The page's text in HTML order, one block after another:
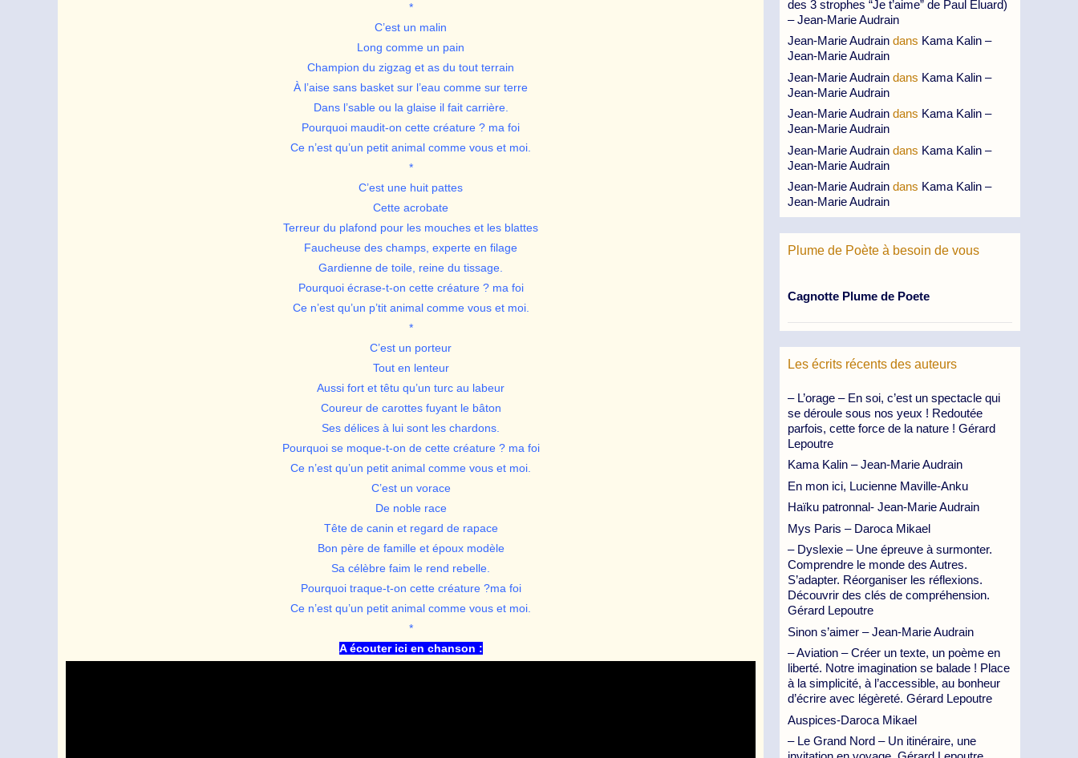
*
C’est un malin
Long comme un pain
Champion du zigzag et as du tout terrain
À l’aise sans basket sur l’eau comme sur terre
Dans l’sable ou la glaise il fait carrière.
Pourquoi maudit-on cette créature ? ma foi
Ce n’est qu’un petit animal comme vous et moi.
*
C’est une huit pattes
Cette acrobate
Terreur du plafond pour les mouches et les blattes
Faucheuse des champs, experte en filage
Gardienne de toile, reine du tissage.
Pourquoi écrase-t-on cette créature ? ma foi
Ce n’est qu’un p’tit animal comme vous et moi.
*
C’est un porteur
Tout en lenteur
Aussi fort et têtu qu’un turc au labeur
Coureur de carottes fuyant le bâton
Ses délices à lui sont les chardons.
Pourquoi se moque-t-on de cette créature ? ma foi
Ce n’est qu’un petit animal comme vous et moi.
C’est un vorace
De noble race
Tête de canin et regard de rapace
Bon père de famille et époux modèle
Sa célèbre faim le rend rebelle.
Pourquoi traque-t-on cette créature ?ma foi
Ce n’est qu’un petit animal comme vous et moi.
*
A écouter ici en chanson :
des 3 strophes “Je t’aime” de Paul Eluard)
– Jean-Marie Audrain
Jean-Marie Audrain dans Kama Kalin –
Jean-Marie Audrain
Jean-Marie Audrain dans Kama Kalin –
Jean-Marie Audrain
Jean-Marie Audrain dans Kama Kalin –
Jean-Marie Audrain
Jean-Marie Audrain dans Kama Kalin –
Jean-Marie Audrain
Jean-Marie Audrain dans Kama Kalin –
Jean-Marie Audrain
Plume de Poète à besoin de vous
Cagnotte Plume de Poete
Les écrits récents des auteurs
– L’orage – En soi, c’est un spectacle qui
se déroule sous nos yeux ! Redoutée
parfois, cette force de la nature ! Gérard
Lepoutre
Kama Kalin – Jean-Marie Audrain
En mon ici, Lucienne Maville-Anku
Haïku patronnal- Jean-Marie Audrain
Mys Paris – Daroca Mikael
– Dyslexie – Une épreuve à surmonter.
Comprendre le monde des Autres.
S’adapter. Réorganiser les réflexions.
Découvrir des clés de compréhension.
Gérard Lepoutre
Sinon s’aimer – Jean-Marie Audrain
– Aviation – Créer un texte, un poème en
liberté. Notre imagination se balade ! Place
à la simplicité, à l’accessible, au bonheur
d’écrire avec légèreté. Gérard Lepoutre
Auspices-Daroca Mikael
– Le Grand Nord – Un itinéraire, une